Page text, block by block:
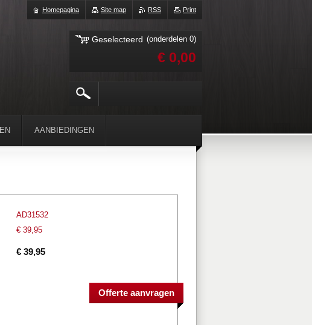
AD31532
€ 39,95
€ 39,95
AANBIEDINGEN
Print
RSS
Site map
Homepagina
Geselecteerd (onderdelen 0)
€ 0,00